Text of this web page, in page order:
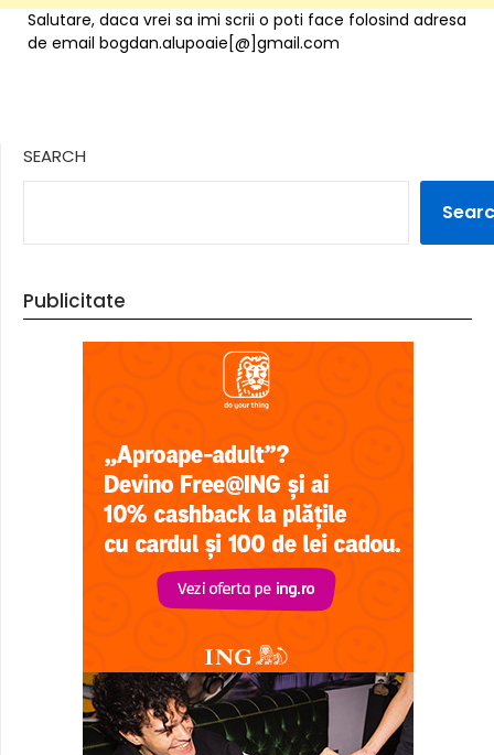
Salutare, daca vrei sa imi scrii o poti face folosind adresa
de email bogdan.alupoaie[@]gmail.com
SEARCH
Publicitate